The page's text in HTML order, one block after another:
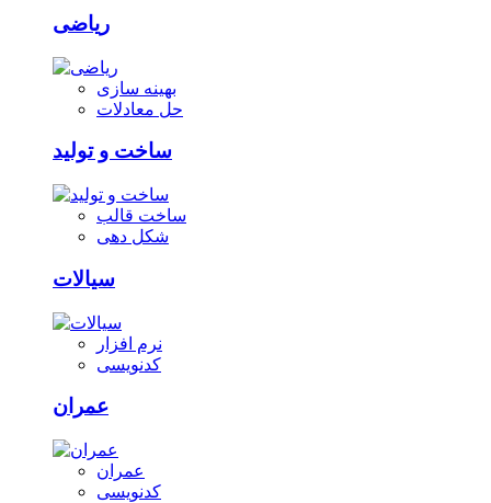
ریاضی
بهینه سازی
حل معادلات
ساخت و تولید
ساخت قالب
شکل دهی
سیالات
نرم افزار
کدنویسی
عمران
عمران
کدنویسی